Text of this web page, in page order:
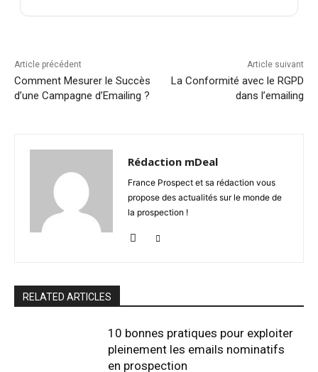
Article précédent
Comment Mesurer le Succès
d’une Campagne d’Emailing ?
Article suivant
La Conformité avec le RGPD
dans l’emailing
Rédaction mDeal
France Prospect et sa rédaction vous
propose des actualités sur le monde de
la prospection !
RELATED ARTICLES
10 bonnes pratiques pour exploiter
pleinement les emails nominatifs
en prospection